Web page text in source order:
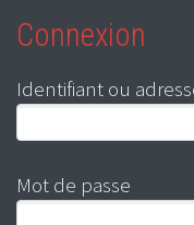
Connexion
Identifiant ou
Mot de passe